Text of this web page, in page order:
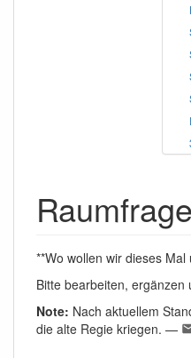
Raumfrage
**Wo wollen wir dieses
Bitte bearbeiten, ergänzen
Note: Nach aktuellem
die alte Regie kriegen. —